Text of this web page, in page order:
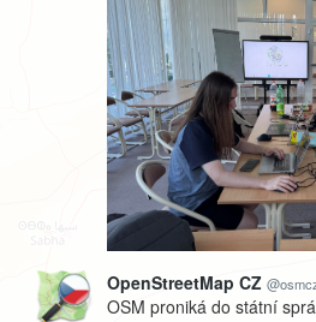
OpenStreetMap CZ
OSM proniká do státní